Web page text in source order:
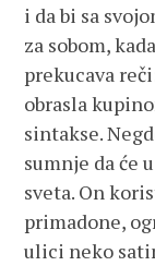
i da bi sa
za sobom,
prekucava
obrasla
sintakse.
sumnje da će
sveta. On
primadone,
ulici neko